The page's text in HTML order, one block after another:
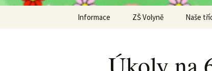
Informace ZŠ Volyně Naše